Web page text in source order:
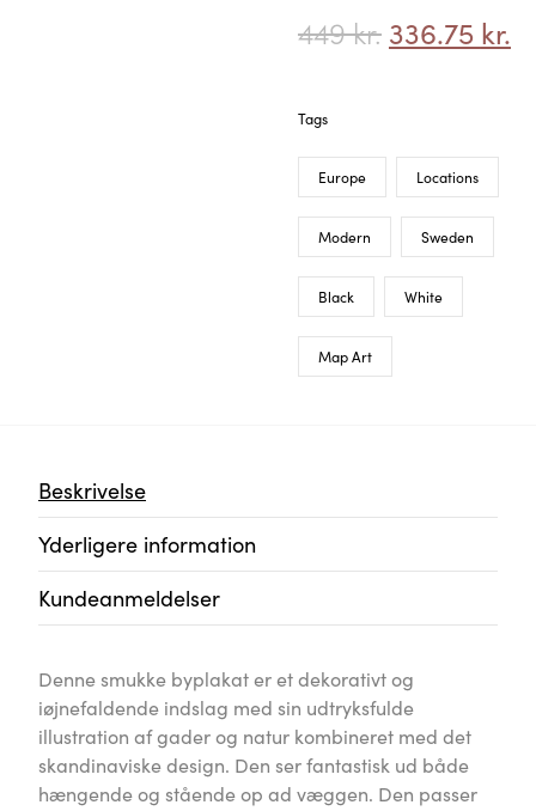
449kr. 336.75 kr.
Tags
Europe Locations
Modern Sweden
Black White
Map Art
Beskrivelse
Yderligere information
Kundeanmeldelser
Denne smukke byplakat er et dekorativt og
iøjnefaldende indslag med sin udtryksfulde
illustration af gader og natur kombineret med det
skandinaviske design. Den ser fantastisk ud både
hængende og stående op ad væggen. Den passer